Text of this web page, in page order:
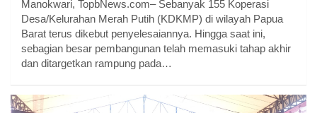
Manokwari, TopbNews.com– Sebanyak 155 Koperasi
Desa/Kelurahan Merah Putih (KDKMP) di wilayah Papua
Barat terus dikebut penyelesaiannya. Hingga saat ini,
sebagian besar pembangunan telah memasuki tahap akhir
dan ditargetkan rampung pada…